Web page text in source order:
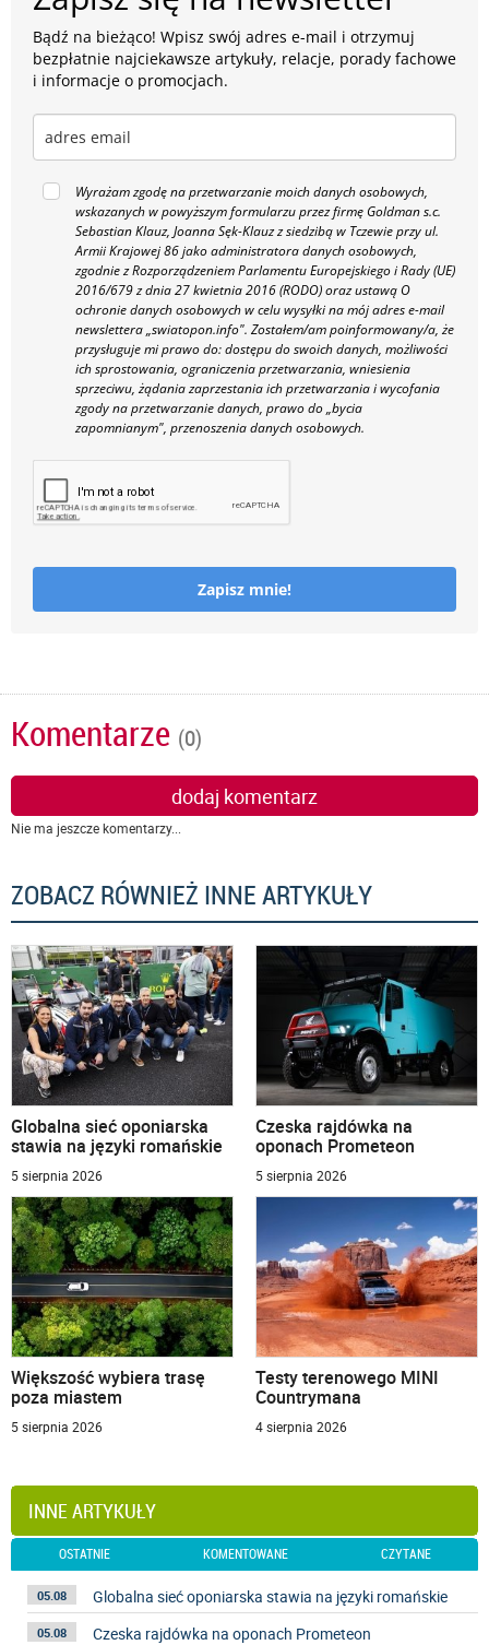
Bądź na bieżąco! Wpisz swój adres e-mail i otrzymuj
bezpłatnie najciekawsze artykuły, relacje, porady fachowe
i informacje o promocjach.
Wyrażam zgodę na przetwarzanie moich danych osobowych,
wskazanych w powyższym formularzu przez firmę Goldman s.c.
Sebastian Klauz, Joanna Sęk-Klauz z siedzibą w Tczewie przy ul.
Armii Krajowej 86 jako administratora danych osobowych,
zgodnie z Rozporządzeniem Parlamentu Europejskiego i Rady (UE)
2016/679 z dnia 27 kwietnia 2016 (RODO) oraz ustawą O
ochronie danych osobowych w celu wysyłki na mój adres e-mail
newslettera „swiatopon.info". Zostałem/am poinformowany/a, że
przysługuje mi prawo do: dostępu do swoich danych, możliwości
ich sprostowania, ograniczenia przetwarzania, wniesienia
sprzeciwu, żądania zaprzestania ich przetwarzania i wycofania
zgody na przetwarzanie danych, prawo do „bycia
zapomnianym", przenoszenia danych osobowych.
Zapisz mnie!
Komentarze (0)
dodaj komentarz
Nie ma jeszcze komentarzy...
ZOBACZ RÓWNIEŻ INNE ARTYKUŁY
Globalna sieć oponiarska
stawia na języki romańskie
5 sierpnia 2026
Czeska rajdówka na
oponach Prometeon
5 sierpnia 2026
Większość wybiera trasę
poza miastem
5 sierpnia 2026
Testy terenowego MINI
Countrymana
4 sierpnia 2026
INNE ARTYKUŁY
OSTATNIE KOMENTOWANE CZYTANE
05.08 Globalna sieć oponiarska stawia na języki romańskie
05.08 Czeska rajdówka na oponach Prometeon